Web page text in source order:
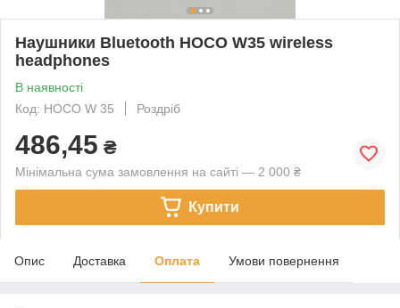
Наушники Bluetooth HOCO W35 wireless
headphones
В наявності
Код: HOCO W 35
Роздріб
486,45 ₴
Мінімальна сума замовлення на сайті — 2 000 ₴
Купити
Опис Доставка Оплата Умови повернення